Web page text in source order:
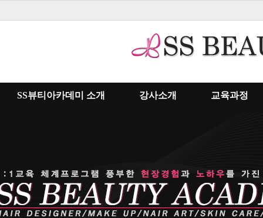
SS뷰티아카데미 소개 강사소개 교육과정